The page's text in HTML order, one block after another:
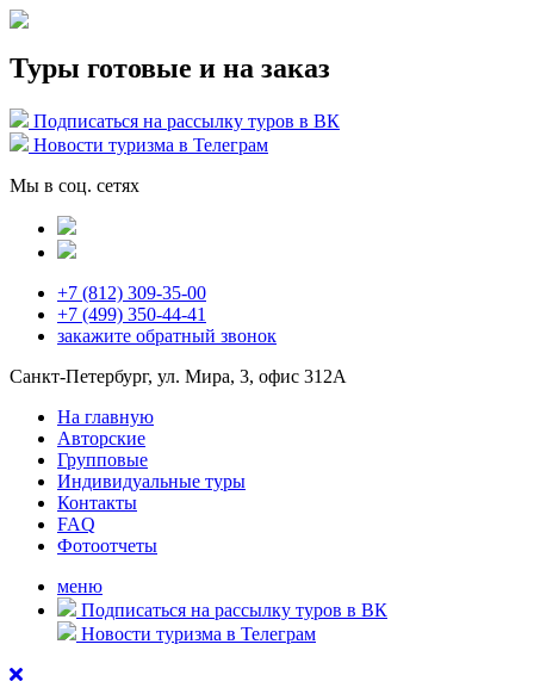
Туры готовые и на заказ
Подписаться на рассылку туров в ВК
Новости туризма в Телеграм
Мы в соц. сетях
+7 (812) 309-35-00
+7 (499) 350-44-41
закажите обратный звонок
Санкт-Петербург, ул. Мира, 3, офис 312А
На главную
Авторские
Групповые
Индивидуальные туры
Контакты
FAQ
Фотоотчеты
меню
Подписаться на рассылку туров в ВК
Новости туризма в Телеграм